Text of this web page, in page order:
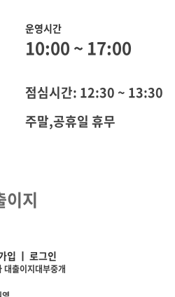
운영시간
10:00 ~ 17:00
점심시간: 12:30 ~ 13:30
주말,공휴일 휴무
이지
입 ㅣ 로그인
출이지대부중개